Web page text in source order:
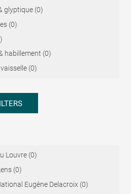
glyptique (0)
(0)
habillement (0)
(0)
Louvre (0)
(0)
Eugène Delacroix (0)